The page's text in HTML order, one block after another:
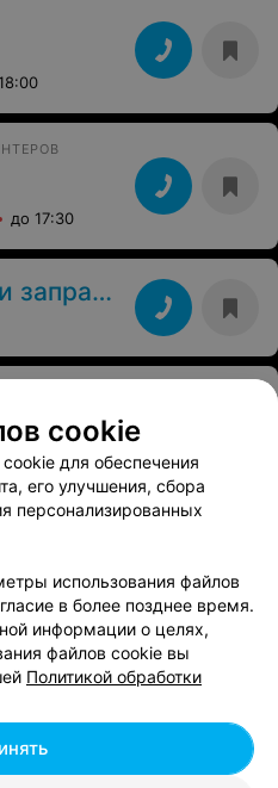
до 17:30
карт
до 20:00
5 до 18:00
cookie
для обеспечения
его улучшения, сбора
персонализированных
использования файлов
в более позднее время.
информации о целях,
файлов cookie вы
Политикой обработки